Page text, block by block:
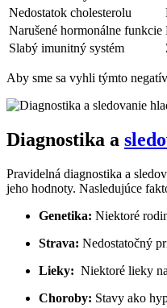
Nedostatok cholesterolu
Narušené hormonálne funkcie
Slabý imunitný systém
Aby sme sa​ vyhli týmto
Diagnostika a
Pravidelná‍ diagnostika a
jeho hodnoty.⁢ Nasledujúce
Genetika: Niektoré
Strava: Nedostatočný
Lieky:
Niektoré lieky
Choroby: Stavy ako​